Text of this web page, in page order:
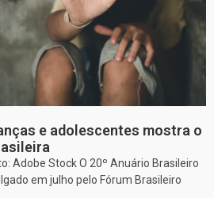
e adolescentes mostra o
Adobe Stock O 20º Anuário Brasileiro
em julho pelo Fórum Brasileiro